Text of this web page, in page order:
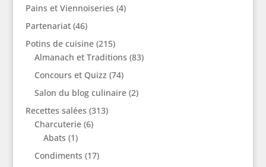
Pains et Viennoiseries (4)
Partenariat(46)
Potins de cuisine(215)
Almanach et Traditions (83)
Concours et Quizz (74)
Salon du blog culinaire(2)
Recettes salées (313)
Charcuterie(6)
Abats (1)
Condiments (17)